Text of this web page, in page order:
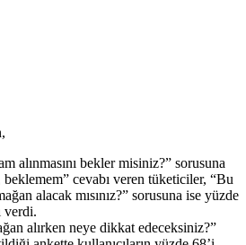
alınmasını bekler misiniz?” sorusuna
cevabı veren tüketiciler, “Bu
alacak mısınız?” sorusuna ise yüzde
verdi.
alırken neye dikkat edeceksiniz?”